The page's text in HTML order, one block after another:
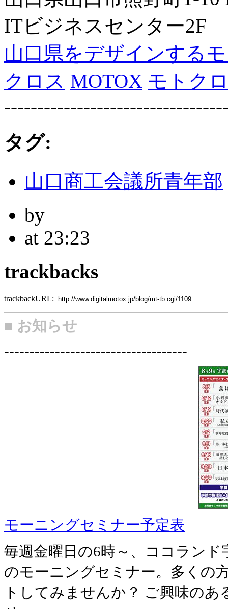
ITビジネスセンター2F
山口県をデザインする
クロス MOTOX モトク
タグ:
山口商工会議所青年部
by
at 23:23
trackbacks
trackbackURL:
■ お知らせ
------------------------------------
モーニングセミナー予定表
毎週金曜日の6時～、ココラン
のモーニングセミナー。多くの
トしてみませんか？ ご興味の